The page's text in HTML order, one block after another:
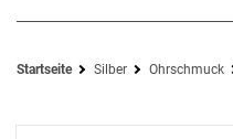
Startseite Silber Ohrschmuck